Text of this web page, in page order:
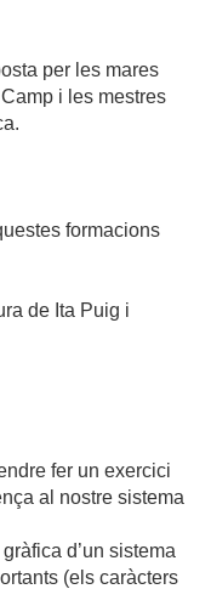
per les mares
i les mestres
formacions
de Ita Puig i
fer un exercici
al nostre sistema
d’un sistema
(els caràcters